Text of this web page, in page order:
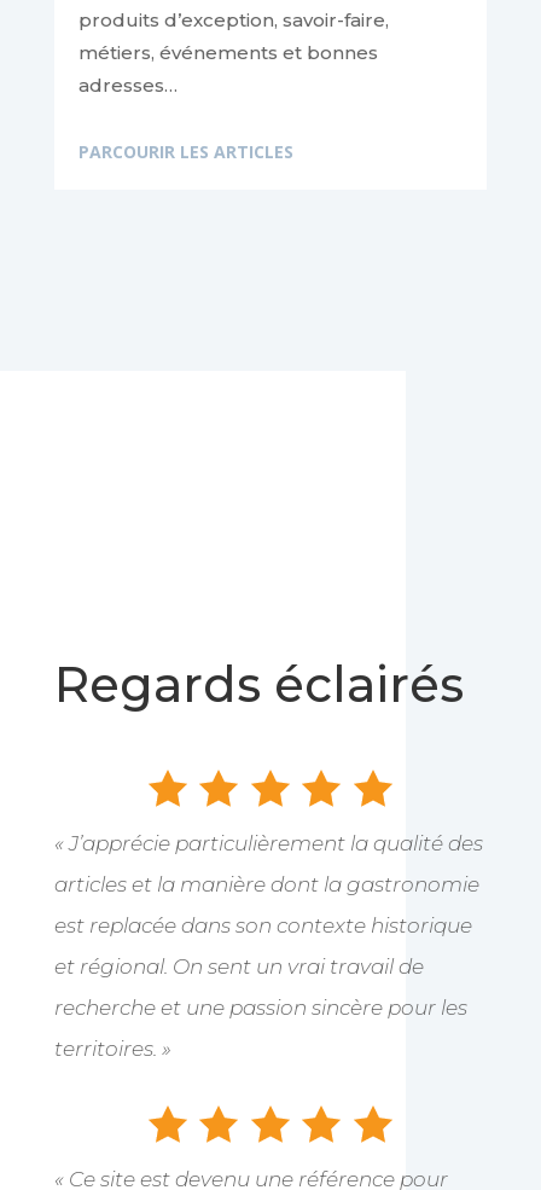
produits d’exception, savoir-faire,
métiers, événements et bonnes
adresses…
PARCOURIR LES ARTICLES
Regards éclairés
« J’apprécie particulièrement la qualité des
articles et la manière dont la gastronomie
est replacée dans son contexte historique
et régional. On sent un vrai travail de
recherche et une passion sincère pour les
territoires. »
« Ce site est devenu une référence pour